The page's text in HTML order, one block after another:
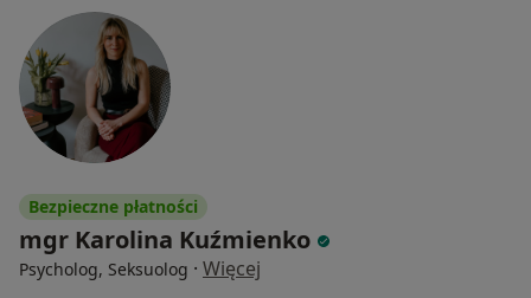
Bezpieczne płatności
mgr Karolina Kuźmienko
Psycholog, Seksuolog · Więcej